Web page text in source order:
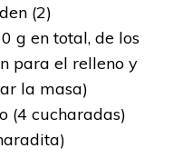
(2)
g en total, de los
para el relleno y
la masa)
(4 cucharadas)